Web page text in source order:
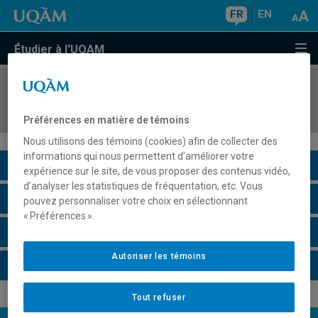
FR EN
Étudier à l'UQAM
COURS//
Description du cours
Horaire - Été 2026
Préférences en matière de témoins
Nous utilisons des témoins (cookies) afin de collecter des
informations qui nous permettent d’améliorer votre
expérience sur le site, de vous proposer des contenus vidéo,
d’analyser les statistiques de fréquentation, etc. Vous
pouvez personnaliser votre choix en sélectionnant
« Préférences ».
Tout refuser
Autoriser les témoins